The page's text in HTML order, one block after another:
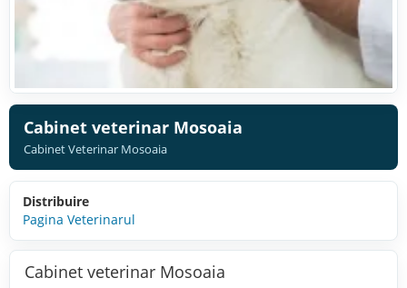
Cabinet veterinar Mosoaia
Cabinet Veterinar Mosoaia
Distribuire
Pagina Veterinarul
Cabinet veterinar Mosoaia